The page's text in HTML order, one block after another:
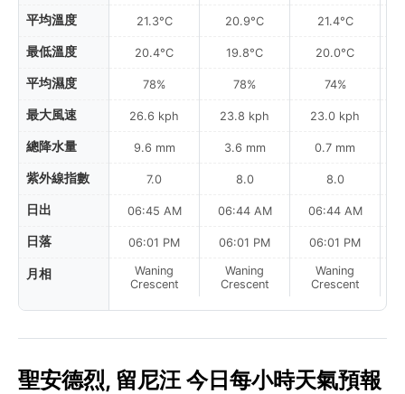
平均溫度
最低溫度
平均濕度
最大風速
總降水量
紫外線指數
日出
日落
月相
21.3°C
20.4°C
78%
26.6 kph
9.6 mm
7.0
06:45 AM
06:01 PM
Waning
Crescent
20.9°C
19.8°C
78%
23.8 kph
3.6 mm
8.0
06:44 AM
06:01 PM
Waning
Crescent
21.4°C
20.0°C
74%
23.0 kph
0.7 mm
8.0
06:44 AM
06:01 PM
Waning
Crescent
聖安德烈, 留尼汪 今日每小時天氣預報